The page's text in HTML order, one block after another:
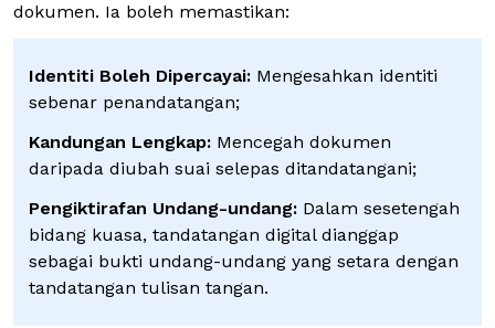
dokumen. Ia boleh memastikan:
Identiti Boleh Dipercayai: Mengesahkan identiti
sebenar penandatangan;
Kandungan Lengkap: Mencegah dokumen
daripada diubah suai selepas ditandatangani;
Pengiktirafan Undang-undang: Dalam sesetengah
bidang kuasa, tandatangan digital dianggap
sebagai bukti undang-undang yang setara dengan
tandatangan tulisan tangan.